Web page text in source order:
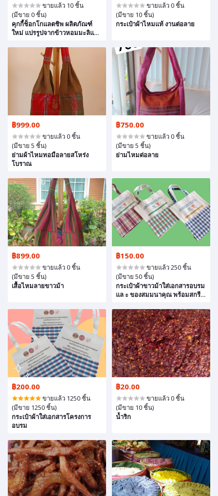
ขายแล้ว 10 ชิ้น
(มีขาย 0 ชิ้น)
คุกกี้ช็อกโกแลตชิพ ผลิตภัณฑ์
ใหม่ แปรรูปจากข้าวหอมมะลิแดง
ขายแล้ว 0 ชิ้น
(มีขาย 10 ชิ้น)
กระเป๋าผ้าไหมแท้ งานต่อลาย
฿999.00
ขายแล้ว 0 ชิ้น
(มีขาย 5 ชิ้น)
ย่ามผ้าไหมทอมือลายสโหร่ง
โบราณ
฿750.00
ขายแล้ว 0 ชิ้น
(มีขาย 5 ชิ้น)
ย่ามไหมต่อลาย
฿899.00
ขายแล้ว 0 ชิ้น
(มีขาย 5 ชิ้น)
เสื้อไหมลายขาวม้า
฿150.00
ขายแล้ว 250 ชิ้น
(มีขาย 50 ชิ้น)
กระเป๋าผ้าขาวม้าใส่เอกสารอบรม
แล ะ ของสมมนาคุณ พร้อมสกรีน
฿200.00
ขายแล้ว 1250 ชิ้น
(มีขาย 1250 ชิ้น)
กระเป๋าผ้าใส่เอกสารโครงการ
อบรม
฿20.00
ขายแล้ว 0 ชิ้น
(มีขาย 10 ชิ้น)
น้ำริก